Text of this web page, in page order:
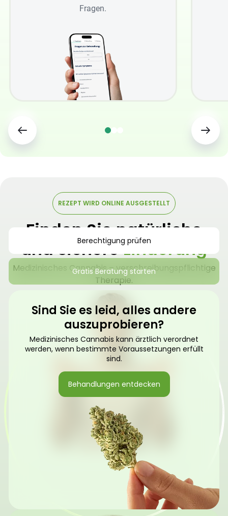
Fragen.
REZEPT WIRD ONLINE AUSGESTELLT
Finden Sie natürliche
und sichereLinderung
Medizinisches Cannabis – verschreibungspflichtige
Therapie.
Berechtigung prüfen
Gratis Beratung starten
Sind Sie es leid, alles andere
auszuprobieren?
Medizinisches Cannabis kann ärztlich verordnet
werden, wenn bestimmte Voraussetzungen erfüllt
sind.
Behandlungen entdecken